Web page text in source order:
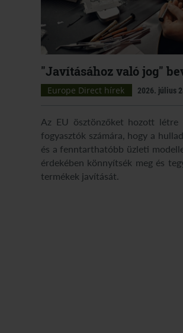
"Javításához való jog"
Europe Direct hírek 2026. július
Az EU ösztönzőket hozott
fogyasztók számára, hogy a
és a fenntarthatóbb üzleti
érdekében könnyítsék meg és
termékek javítását.